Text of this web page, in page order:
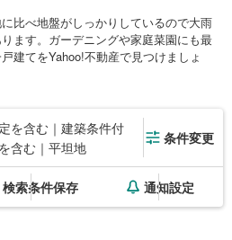
比べ地盤がしっかりしているので大雨
ます。ガーデニングや家庭菜園にも最
建てをYahoo!不動産で見つけましょ
を含む｜建築条件付
含む｜平坦地
条件変更
検索条件保存 通知設定